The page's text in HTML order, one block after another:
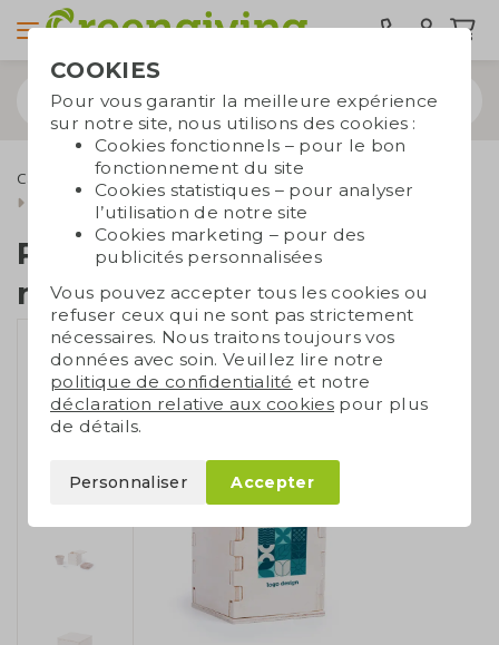
Cadeaux d'affaires écologiques
Croissance et floraison
Pot en bois avec menthe
Pot en bois avec
menthe
COOKIES
Pour vous garantir la meilleure expérience
sur notre site, nous utilisons des cookies :
Cookies fonctionnels – pour le bon
fonctionnement du site
Cookies statistiques – pour analyser
l’utilisation de notre site
Cookies marketing – pour des
publicités personnalisées
Vous pouvez accepter tous les cookies ou
refuser ceux qui ne sont pas strictement
nécessaires. Nous traitons toujours vos
données avec soin. Veuillez lire notre
politique de confidentialité et notre
déclaration relative aux cookies pour plus
de détails.
Personnaliser Accepter